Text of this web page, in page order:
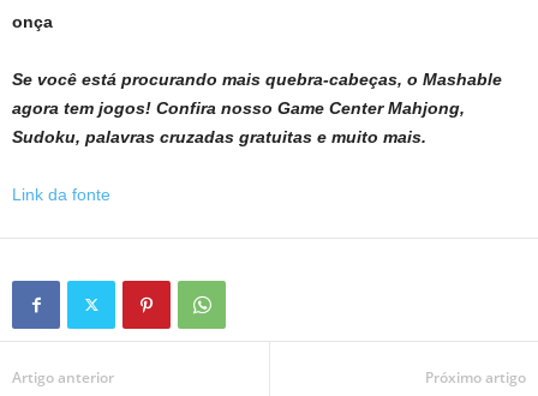
onça
Se você está procurando mais quebra-cabeças, o Mashable
agora tem jogos! Confira nosso Game CenterMahjong,
Sudoku, palavras cruzadas gratuitas e muito mais.
Link da fonte
Artigo anterior Próximo artigo